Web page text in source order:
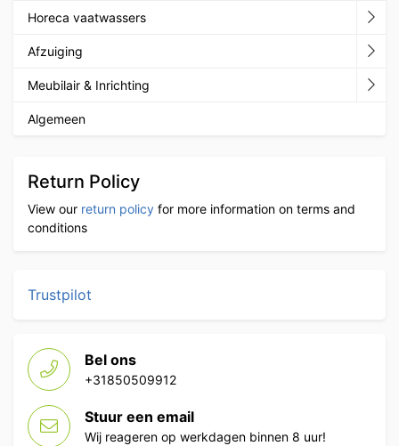
Horeca vaatwassers
Afzuiging
Meubilair & Inrichting
Algemeen
Return Policy
View our return policy for more information on terms and
conditions
Trustpilot
Bel ons
+31850509912
Stuur een email
Wij reageren op werkdagen binnen 8 uur!